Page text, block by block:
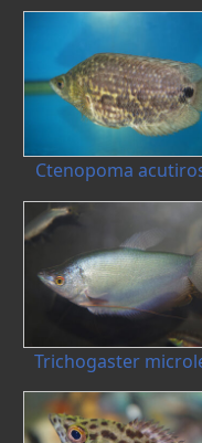
Ctenopoma
Trichogaster